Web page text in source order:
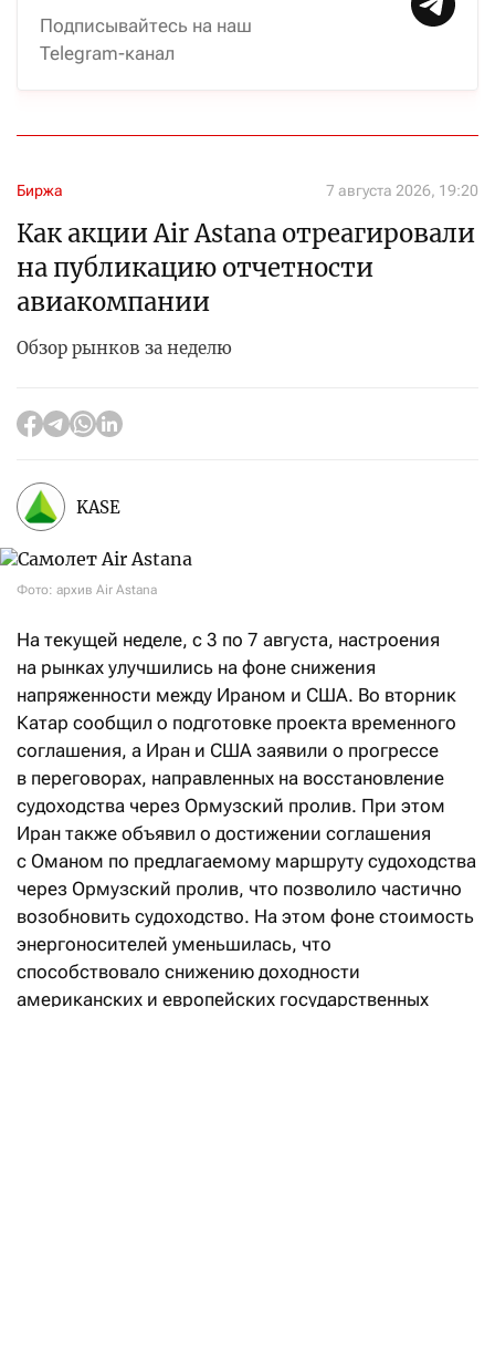
Подписывайтесь на наш
Telegram-канал
Биржа 7 августа 2026, 19:20
Как акции Air Astana отреагировали
на публикацию отчетности
авиакомпании
Обзор рынков за неделю
KASE
Фото: архив Air Astana
На текущей неделе, с 3 по 7 августа, настроения
на рынках улучшились на фоне снижения
напряженности между Ираном и США. Во вторник
Катар сообщил о подготовке проекта временного
соглашения, а Иран и США заявили о прогрессе
в переговорах, направленных на восстановление
судоходства через Ормузский пролив. При этом
Иран также объявил о достижении соглашения
с Оманом по предлагаемому маршруту судоходства
через Ормузский пролив, что позволило частично
возобновить судоходство. На этом фоне стоимость
энергоносителей уменьшилась, что
способствовало снижению доходности
американских и европейских государственных